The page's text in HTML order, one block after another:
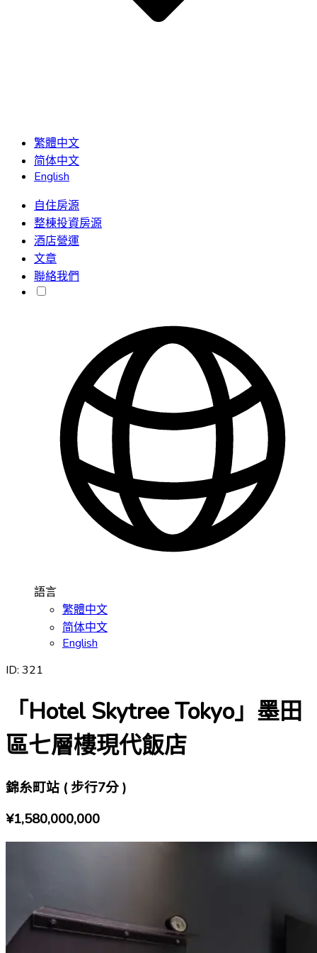
繁體中文
简体中文
English
自住房源
整棟投資房源
酒店營運
文章
聯絡我們
語言
繁體中文
简体中文
English
ID: 321
「Hotel Skytree Tokyo」墨田
區七層樓現代飯店
錦糸町站 ( 步行7分 )
¥1,580,000,000